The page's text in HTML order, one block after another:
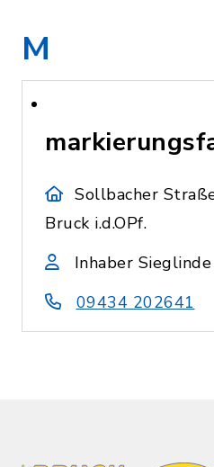
M
Sollbacher
Bruck i.d.OPf.
Inhaber
09434 202641